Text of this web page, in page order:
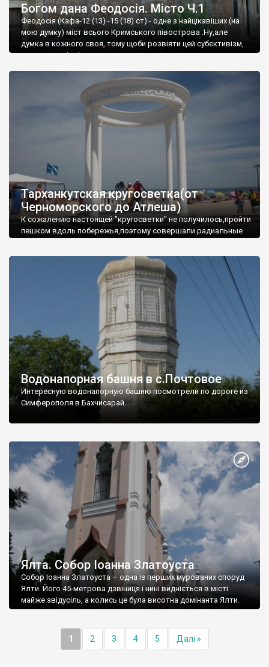
Богом дана Феодосія. Місто Ч.1
Феодосія (Кафа-12 (13) -15 (18) ст) - одне з найцікавіших (на
мою думку) міст всього Кримського півострова .Ну,але
думка в кожного своя, тому щоби розвіяти цей субєктивізм,
запрошую відвідати це
Тарханкутская кругосветка(от
Черноморского до Атлеша)
К сожалению настоящей "кругосветки" не получилось,пройти
пешком вдоль побережья,поэтому совершали радиальные
Водонапорная башня в с.Почтовое
Интересную водонапорную башню посмотрели по дороге из
Симферополя в Бахчисарай.
Ялта. Собор Іоанна Златоуста
Собор Іоанна Златоуста – одна із перших мурованих споруд
Ялти. Його 45-метрова дзвіниця і нині видніється в місті
майже звідусіль, а колись це була висотна домінанта Ялти.
1 2 3 4 5 Далі »